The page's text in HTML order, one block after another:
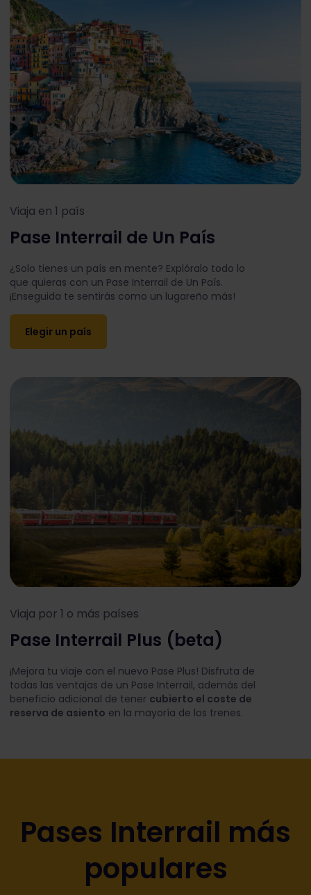
Viaja en 1 país
Pase Interrail de Un País
¿Solo tienes un país en mente? Explóralo todo lo
que quieras con un Pase Interrail de Un País.
¡Enseguida te sentirás como un lugareño más!
Elegir un país
Viaja por 1 o más países
Pase Interrail Plus (beta)
¡Mejora tu viaje con el nuevo Pase Plus! Disfruta de
todas las ventajas de un Pase Interrail, además del
beneficio adicional de tener cubierto el coste de
reserva de asiento en la mayoría de los trenes.
Pases Interrail más
populares